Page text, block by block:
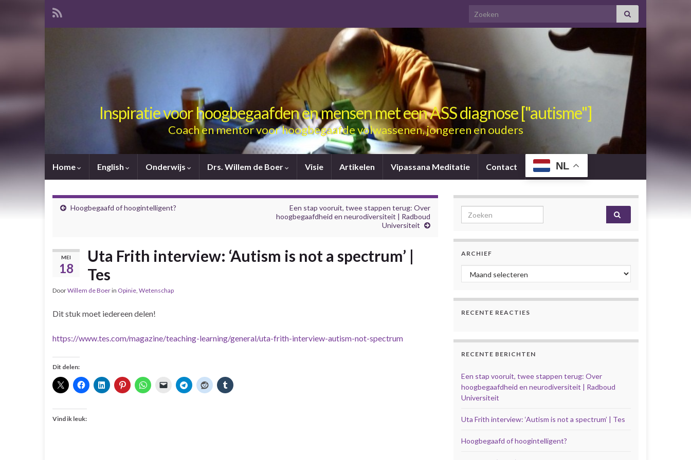
Search for:
Inspiratie voor hoogbegaafden en mensen met een ASS diagnose ["autisme"]
Coach en mentor voor hoogbegaafde volwassenen, jongeren en ouders
Home English Onderwijs Drs. Willem de Boer Visie Artikelen Vipassana Meditatie Contact NL
Hoogbegaafd of hoogintelligent?
Een stap vooruit, twee stappen terug: Over
hoogbegaafdheid en neurodiversiteit | Radboud
Universiteit
MEI
18
Uta Frith interview: ‘Autism is not a spectrum’ |
Tes
DoorWillem de Boerin Opinie, Wetenschap
Dit stuk moet iedereen delen!
https://www.tes.com/magazine/teaching-learning/general/uta-frith-interview-autism-not-spectrum
Dit delen:
Vind ik leuk:
Search for:
ARCHIEF
Archief
RECENTE REACTIES
RECENTE BERICHTEN
Een stap vooruit, twee stappen terug: Over
hoogbegaafdheid en neurodiversiteit | Radboud
Universiteit
Uta Frith interview: ‘Autism is not a spectrum’ | Tes
Hoogbegaafd of hoogintelligent?